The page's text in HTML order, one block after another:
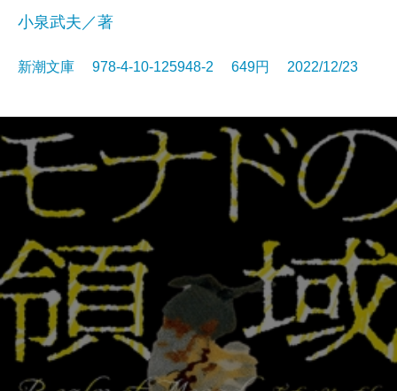
小泉武夫／著
新潮文庫 978-4-10-125948-2 649円 2022/12/23